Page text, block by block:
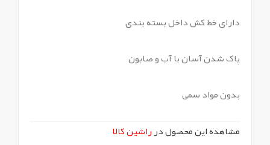
دارای خط کش داخل بسته بندی
پاک شدن آسان با آب و صابون
بدون مواد سمی
مشاهده این محصول درراشین کالا